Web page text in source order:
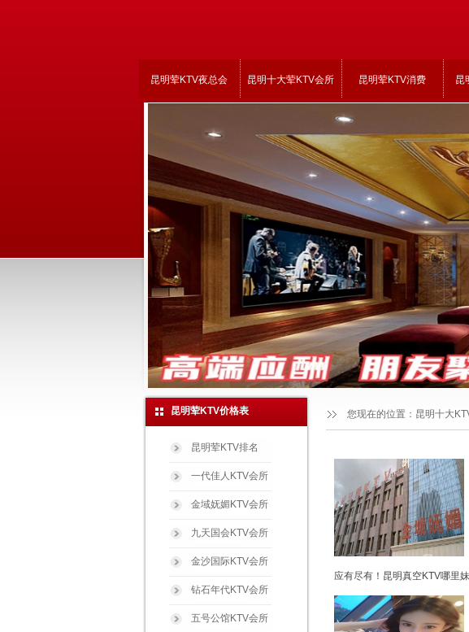
昆明荤KTV夜总会 昆明十大荤KTV会所 昆明荤KTV消费 昆
昆明荤KTV价格表
昆明荤KTV排名
一代佳人KTV会所
金域妩媚KTV会所
九天国会KTV会所
金沙国际KTV会所
钻石年代KTV会所
五号公馆KTV会所
应有尽有！昆明真空KTV哪里
您现在的位置： 昆明十大